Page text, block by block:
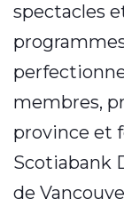
spectacles
membres,
province et
Scotiabank
de